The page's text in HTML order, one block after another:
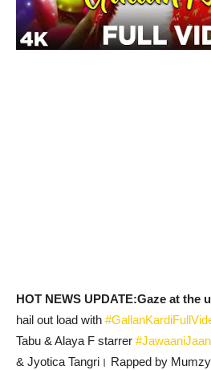
HOT NEWS UPDATE:Gaze at the
hail out load with
Tabu & Alaya F starrer
& Jyotica Tangri। Rapped by